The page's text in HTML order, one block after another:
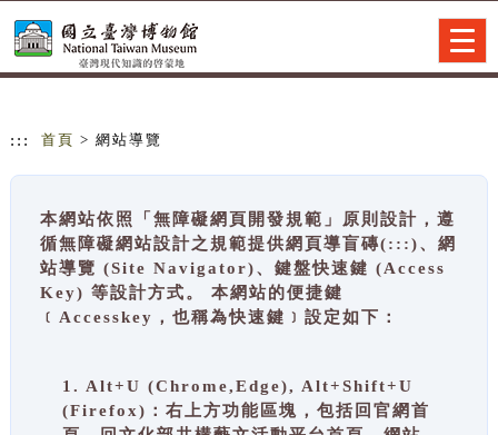
::: 首頁 > 網站導覽
本網站依照「無障礙網頁開發規範」原則設計，遵
循無障礙網站設計之規範提供網頁導盲磚(:::)、網
站導覽 (Site Navigator)、鍵盤快速鍵 (Access
Key) 等設計方式。 本網站的便捷鍵
﹝Accesskey，也稱為快速鍵﹞設定如下：
1. Alt+U (Chrome,Edge), Alt+Shift+U
(Firefox)：右上方功能區塊，包括回官網首